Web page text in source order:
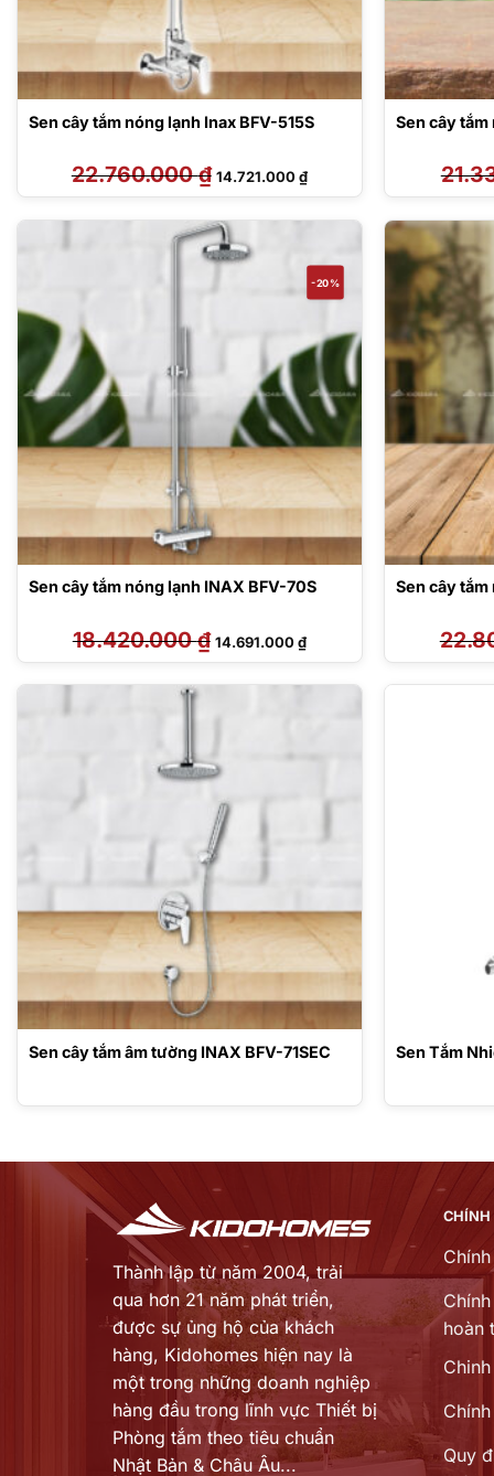
Sen cây tắm nóng lạnh Inax BFV-515S
22.760.000₫ Giá
gốc
là:
14.721.000₫Giá
hiện
tại
14.721.000 ₫.
Sen cây
-20%
Sen cây tắm nóng lạnh INAX BFV-70S
18.420.000₫ Giá
gốc
là:
14.691.000₫Giá
hiện
tại
14.691.000 ₫.
Sen cây tắm
Sen cây tắm âm tường INAX BFV-71SEC Sen Tắm
Thành lập từ năm 2004, trải
qua hơn 21 năm phát triển,
được sự ủng hộ của khách
hàng, Kidohomes hiện nay là
một trong những doanh nghiệp
hàng đầu trong lĩnh vực Thiết bị
Phòng tắm theo tiêu chuẩn
Nhật Bản & Châu Âu...
CHÍNH
hoàn
Quy